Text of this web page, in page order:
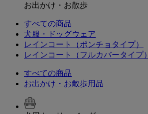
お出かけ・お散歩
すべての商品
犬服・ドッグウェア
レインコート（ポンチョタイプ）
レインコート（フルカバータイプ）
すべての商品
お出かけ・お散歩用品